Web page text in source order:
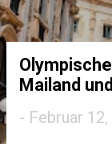
PMailand
- Februar